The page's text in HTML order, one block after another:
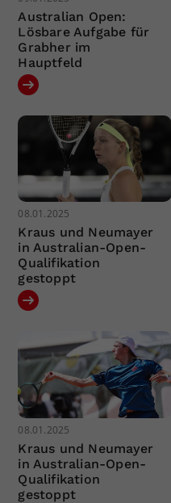
Australian Open:
Lösbare Aufgabe für
Grabher im
Hauptfeld
08.01.2025
Kraus und Neumayer
in Australian-Open-
Qualifikation
gestoppt
08.01.2025
Kraus und Neumayer
in Australian-Open-
Qualifikation
gestoppt